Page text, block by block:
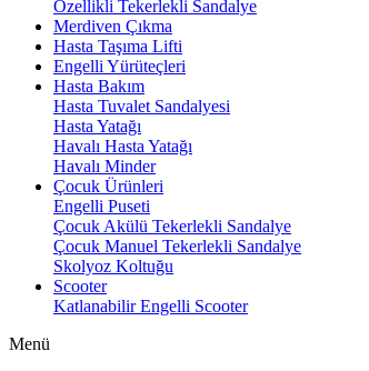
Özellikli Tekerlekli Sandalye
Merdiven Çıkma
Hasta Taşıma Lifti
Engelli Yürüteçleri
Hasta Bakım
Hasta Tuvalet Sandalyesi
Hasta Yatağı
Havalı Hasta Yatağı
Havalı Minder
Çocuk Ürünleri
Engelli Puseti
Çocuk Akülü Tekerlekli Sandalye
Çocuk Manuel Tekerlekli Sandalye
Skolyoz Koltuğu
Scooter
Katlanabilir Engelli Scooter
Menü